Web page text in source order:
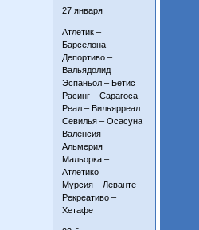
27 января
Атлетик –
Барселона
Депортиво –
Вальядолид
Эспаньол – Бетис
Расинг – Сарагоса
Реал – Вильярреал
Севилья – Осасуна
Валенсия –
Альмерия
Мальорка –
Атлетико
Мурсия – Леванте
Рекреативо –
Хетафе